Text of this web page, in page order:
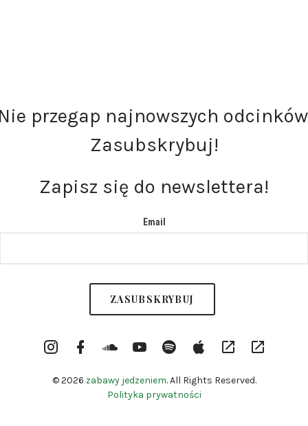
przegap najnowszych
Zasubskrybuj!
Zapisz się do newslettera!
Email
Instargram
Profile
Soundcloud
YouTube
Channel
Spotify itunes RSS
© 2026 zabawy jedzeniem. All Rights Reserved.
Polityka prywatności